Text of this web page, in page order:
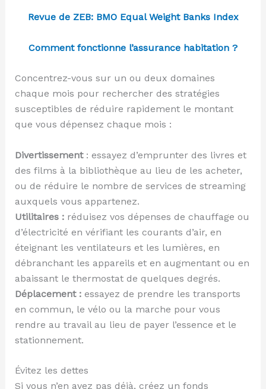
Revue de ZEB: BMO Equal Weight Banks Index
Comment fonctionne l’assurance habitation ?
Concentrez-vous sur un ou deux domaines
chaque mois pour rechercher des stratégies
susceptibles de réduire rapidement le montant
que vous dépensez chaque mois :
Divertissement : essayez d’emprunter des livres et
des films à la bibliothèque au lieu de les acheter,
ou de réduire le nombre de services de streaming
auxquels vous appartenez.
Utilitaires :réduisez vos dépenses de chauffage ou
d’électricité en vérifiant les courants d’air, en
éteignant les ventilateurs et les lumières, en
débranchant les appareils et en augmentant ou en
abaissant le thermostat de quelques degrés.
Déplacement :essayez de prendre les transports
en commun, le vélo ou la marche pour vous
rendre au travail au lieu de payer l’essence et le
stationnement.
Évitez les dettes
Si vous n’en avez pas déjà, créez un fonds